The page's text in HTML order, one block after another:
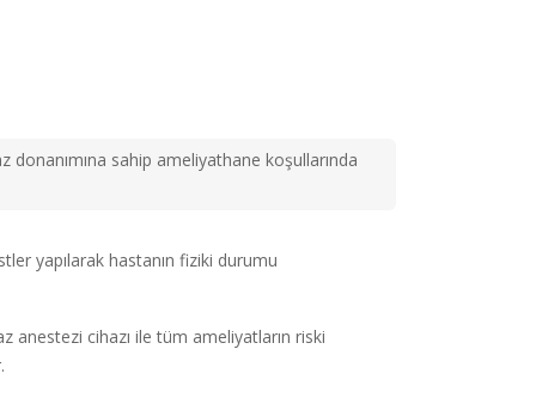
sahip ameliyathane koşullarında
yapılarak hastanın fiziki durumu
anestezi cihazı ile tüm ameliyatların riski